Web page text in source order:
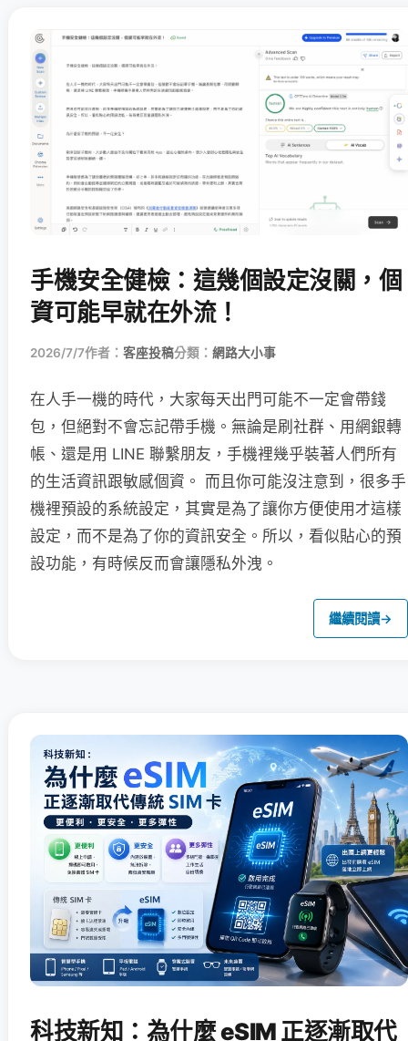
手機安全健檢：這幾個設定沒關，個
資可能早就在外流！
2026/7/7作者： 客座投稿分類： 網路大小事
在人手一機的時代，大家每天出門可能不一定會帶錢
包，但絕對不會忘記帶手機。無論是刷社群、用網銀轉
帳、還是用 LINE 聯繫朋友，手機裡幾乎裝著人們所有
的生活資訊跟敏感個資。 而且你可能沒注意到，很多手
機裡預設的系統設定，其實是為了讓你方便使用才這樣
設定，而不是為了你的資訊安全。所以，看似貼心的預
設功能，有時候反而會讓隱私外洩。
繼續閱讀→
科技新知：為什麼 eSIM 正逐漸取代